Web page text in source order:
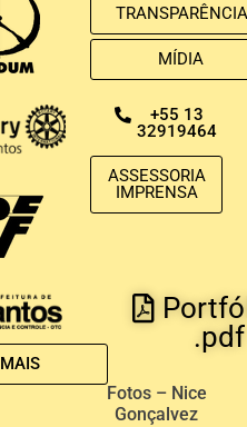
MAIS
MÍDIA
+55 13
32919464
ASSESSORIA
IMPRENSA
.pdf
Fotos – Nice
Gonçalvez